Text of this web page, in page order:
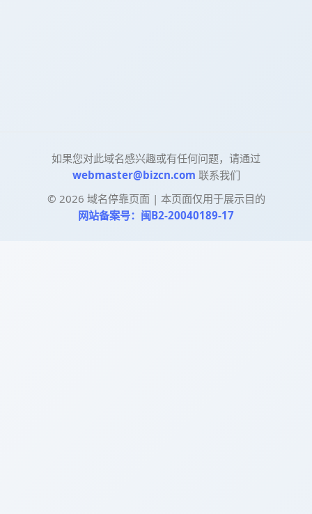
如果您对此域名感兴趣或有任何问题，请通过
webmaster@bizcn.com 联系我们
© 2026 域名停靠页面 | 本页面仅用于展示目的
网站备案号：闽B2-20040189-17